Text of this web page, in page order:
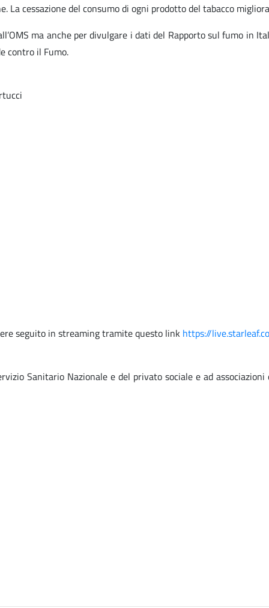
cessazione del consumo di ogni prodotto del tabacco
ma anche per divulgare i dati del Rapporto sul fumo in
contro il Fumo.
seguito in streaming tramite questo link https://
Sanitario Nazionale e del privato sociale e ad